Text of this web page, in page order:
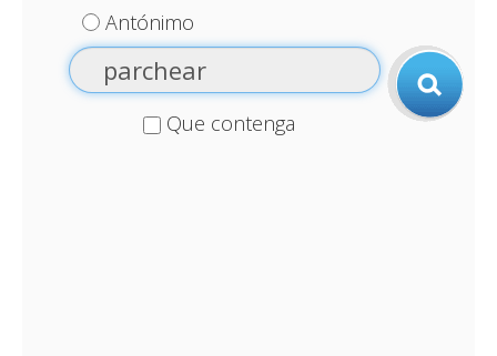
Antónimo
Que contenga